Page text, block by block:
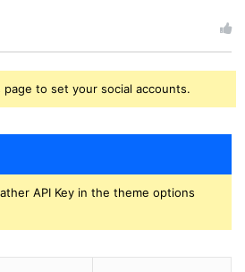
to set your social accounts.
API Key in the theme options